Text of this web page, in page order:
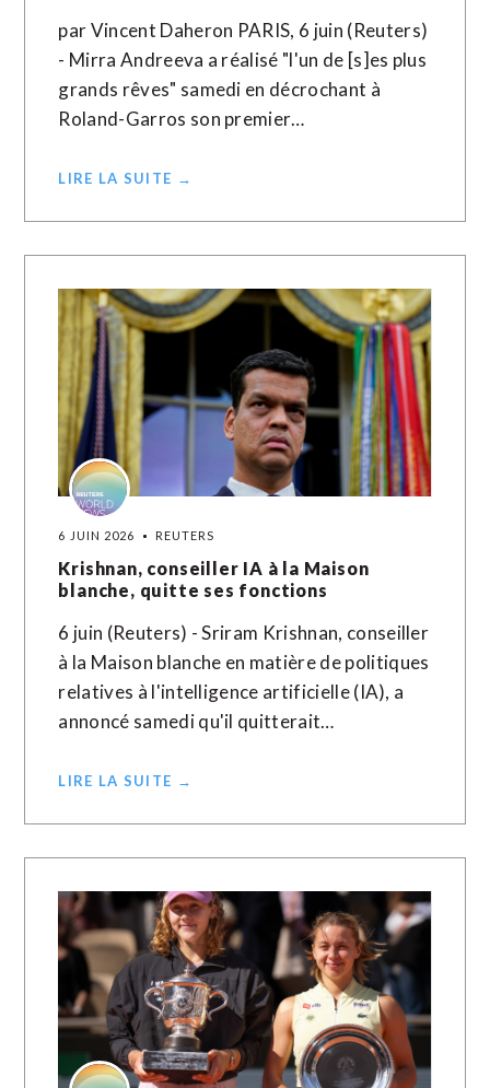
par Vincent Daheron PARIS, 6 juin (Reuters)
- Mirra Andreeva a réalisé "l'un de [s]es plus
grands rêves" samedi en décrochant à
Roland-Garros son premier…
LIRE LA SUITE →
6 JUIN 2026 REUTERS
Krishnan, conseiller IA à la Maison
blanche, quitte ses fonctions
6 juin (Reuters) - Sriram Krishnan, conseiller
à la Maison blanche en matière de politiques
relatives à l'intelligence artificielle (IA), a
annoncé ​samedi ‌qu'il quitterait…
LIRE LA SUITE →